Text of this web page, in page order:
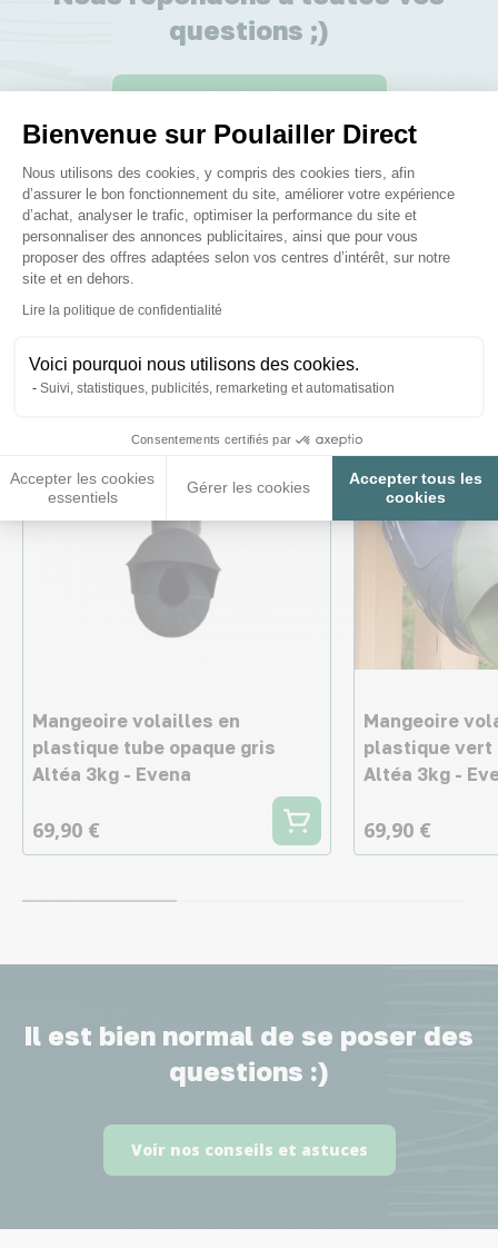
Bienvenue sur Poulailler Direct
Plateforme de Gestion du
Nous utilisons des cookies, y compris des cookies tiers, afin
d’assurer le bon fonctionnement du site, améliorer votre expérience
d’achat, analyser le trafic, optimiser la performance du site et
personnaliser des annonces publicitaires, ainsi que pour vous
proposer des offres adaptées selon vos centres d’intérêt, sur notre
site et en dehors.
Lire la politique de confidentialité
Voici pourquoi nous utilisons des cookies.
Suivi, statistiques, publicités, remarketing et automatisation
Consentements certifiés par
Accepter les cookies
essentiels
Gérer les cookies
Accepter tous les
cookies
Axeptio consent
questions ;)
Ces produits peuvent vous
Mangeoire volailles en
plastique tube opaque gris
Altéa 3kg - Evena
69,90 €
Mangeoire
plastique vert
Altéa 3kg -
69,90 €
Il est bien normal de se poser des
questions :)
Voir nos conseils et astuces